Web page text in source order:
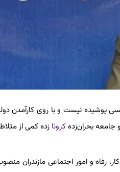
پوشیده نیست و با روی کارآمدن دولت
جامعه بحران‌زدهکرونا زده کمی از
رفاه و امور اجتماعی مازندران